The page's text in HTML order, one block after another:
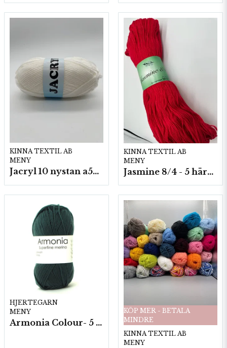
KINNA TEXTIL AB
MENY
Jacryl 10 nystan a50g./fp.
KINNA TEXTIL AB
MENY
Jasmine 8/4 - 5 härvor a200g./fp.
HJERTEGARN
MENY
Armonia Colour- 5 härv/fp. a100 g.
KÖP MER - BETALA
MINDRE
KINNA TEXTIL AB
MENY